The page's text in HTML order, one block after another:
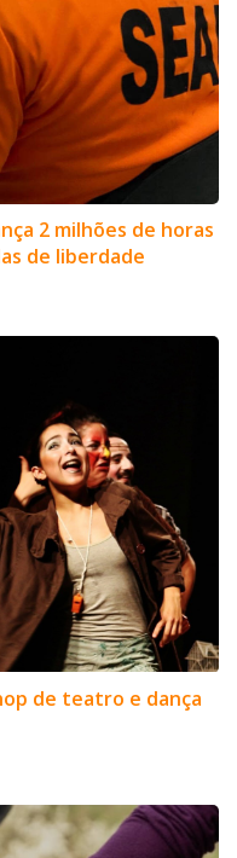
2 milhões de horas
de liberdade
de teatro e dança